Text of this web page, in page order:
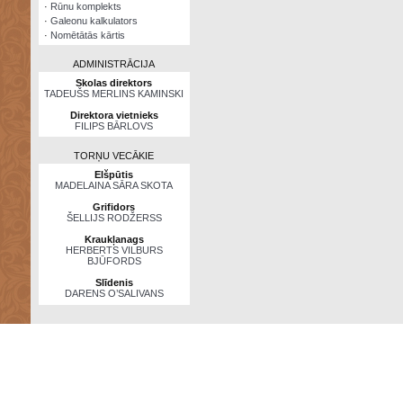
· Rūnu komplekts
· Galeonu kalkulators
· Nomētātās kārtis
ADMINISTRĀCIJA
Skolas direktors
TADEUŠS MERLINS KAMINSKI
Direktora vietnieks
FILIPS BĀRLOVS
TORŅU VECĀKIE
Elšpūtis
MADELAINA SĀRA SKOTA
Grifidors
ŠELLIJS RODŽERSS
Kraukļanags
HERBERTS VILBURS
BJŪFORDS
Slīdenis
DARENS O’SALIVANS